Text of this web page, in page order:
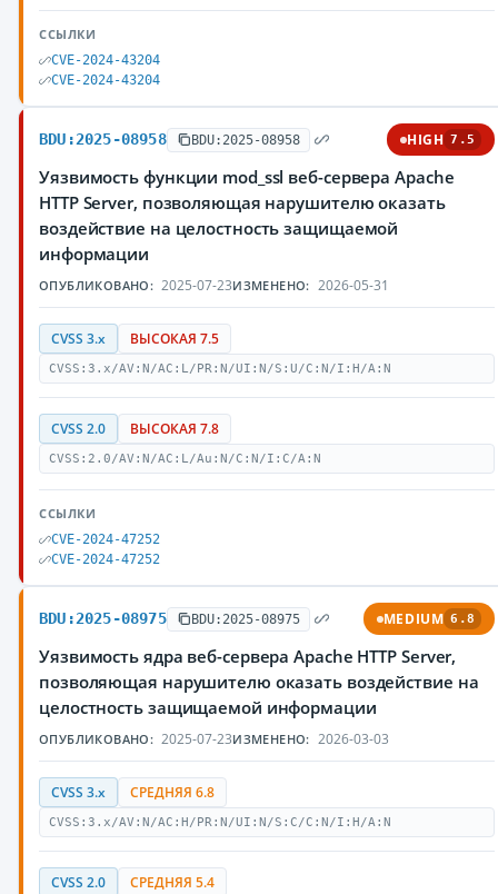
ССЫЛКИ
CVE-2024-43204
CVE-2024-43204
BDU:2025-08958 BDU:2025-08958 HIGH 7.5
Уязвимость функции mod_ssl веб-сервера Apache
HTTP Server, позволяющая нарушителю оказать
воздействие на целостность защищаемой
информации
ОПУБЛИКОВАНО: 2025-07-23ИЗМЕНЕНО: 2026-05-31
CVSS 3.x ВЫСОКАЯ 7.5
CVSS:3.x/AV:N/AC:L/PR:N/UI:N/S:U/C:N/I:H/A:N
CVSS 2.0 ВЫСОКАЯ 7.8
CVSS:2.0/AV:N/AC:L/Au:N/C:N/I:C/A:N
ССЫЛКИ
CVE-2024-47252
CVE-2024-47252
BDU:2025-08975 BDU:2025-08975 MEDIUM 6.8
Уязвимость ядра веб-сервера Apache HTTP Server,
позволяющая нарушителю оказать воздействие на
целостность защищаемой информации
ОПУБЛИКОВАНО: 2025-07-23ИЗМЕНЕНО: 2026-03-03
CVSS 3.x СРЕДНЯЯ 6.8
CVSS:3.x/AV:N/AC:H/PR:N/UI:N/S:C/C:N/I:H/A:N
CVSS 2.0 СРЕДНЯЯ 5.4